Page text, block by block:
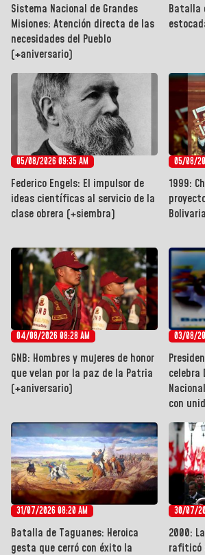
Sistema Nacional de Grandes
Misiones: Atención directa de las
necesidades del Pueblo
(+aniversario)
Batalla
05/08/2026 09:35 AM
Federico Engels: El impulsor de
ideas científicas al servicio de la
clase obrera (+siembra)
05/08/
1999:
04/08/2026 08:28 AM
GNB: Hombres y mujeres de honor
que velan por la paz de la Patria
(+aniversario)
03/08/
celebra
con
31/07/2026 08:20 AM
Batalla de Taguanes: Heroica
gesta que cerró con éxito la
30/07/
2000:
rafiticó